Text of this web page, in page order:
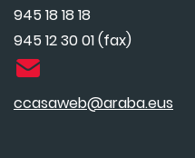
945 18 18 18
945 12 30 01 (fax)
ccasaweb@araba.eus